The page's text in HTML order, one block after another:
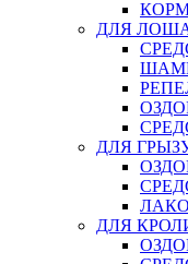
ДЛЯ
ДЛЯ
ДЛЯ